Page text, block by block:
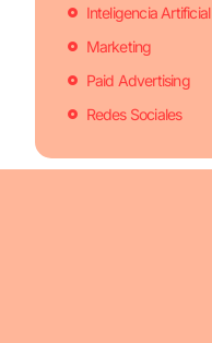
Inteligencia Artificial
Marketing
Paid Advertising
Redes Sociales